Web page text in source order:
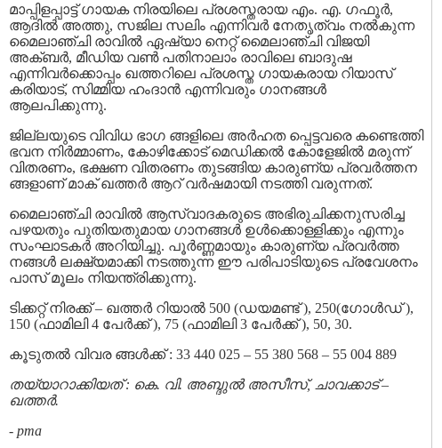
മാപ്പിളപ്പാട്ട് ഗായക നിരയിലെ പ്രശസ്തരായ എം. എ. ഗഫൂർ,
ആദിൽ അത്തു, സജില സലിം എന്നിവര്‍ നേതൃത്വം നല്‍കുന്ന
മൈലാഞ്ചി രാവില്‍ ഏഷ്യാ നെറ്റ്‌ മൈലാഞ്ചി വിജയി
അക്ബർ, മീഡിയ വണ്‍ പതിനാലാം രാവിലെ ബാദുഷ
എന്നിവർക്കൊപ്പം ഖത്തറിലെ പ്രശസ്ത ഗായകരായ റിയാസ്
കരിയാട്, സിമ്മിയ ഹംദാൻ എന്നിവരും ഗാനങ്ങൾ
ആലപിക്കുന്നു.
ജില്ലയുടെ വിവിധ ഭാഗ ങ്ങളിലെ അർഹത പ്പെട്ടവരെ കണ്ടെത്തി
ഭവന നിർമ്മാണം, കോഴിക്കോട് മെഡിക്കൽ കോളേജിൽ മരുന്ന്
വിതരണം, ഭക്ഷണ വിതരണം തുടങ്ങിയ കാരുണ്യ പ്രവർത്തന
ങ്ങളാണ് മാക് ഖത്തർ ആറ് വർഷമായി നടത്തി വരുന്നത്.
മൈലാഞ്ചി രാവില്‍ ആസ്വാദകരുടെ അഭിരുചിക്കനുസരിച്ച
പഴയതും പുതിയതുമായ ഗാനങ്ങൾ ഉള്‍ക്കൊള്ളിക്കും എന്നും
സംഘാടകര്‍ അറിയിച്ചു. പൂർണ്ണമായും കാരുണ്യ പ്രവർത്ത
നങ്ങൾ ലക്ഷ്യമാക്കി നടത്തുന്ന ഈ പരിപാടിയുടെ പ്രവേശനം
പാസ് മൂലം നിയന്ത്രിക്കുന്നു.
ടിക്കറ്റ് നിരക്ക് – ഖത്തർ റിയാൽ 500 (ഡയമണ്ട് ), 250(ഗോൾഡ്‌ ),
150 (ഫാമിലി 4 പേർക്ക് ), 75 (ഫാമിലി 3 പേർക്ക് ), 50, 30.
കൂടുതൽ വിവര ങ്ങൾക്ക് : 33 440 025 – 55 380 568 – 55 004 889
തയ്യാറാക്കിയത് : കെ. വി. അബ്ദുൽ അസീസ്‌, ചാവക്കാട് –
ഖത്തർ.
- pma